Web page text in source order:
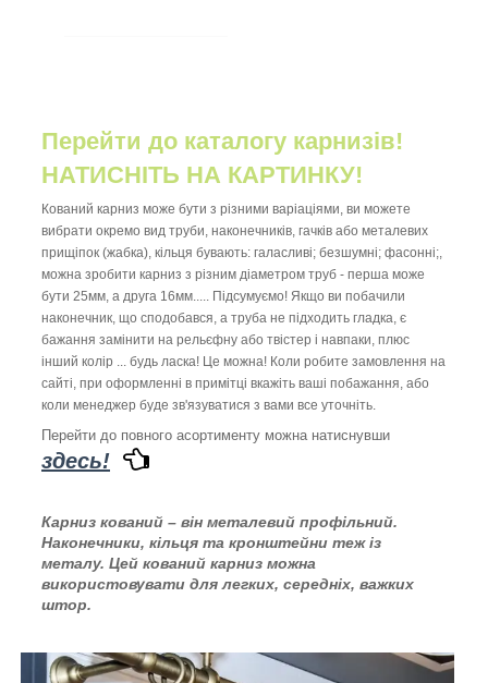
Перейти до каталогу карнизів!
НАТИСНІТЬ НА КАРТИНКУ!
Кований карниз може бути з різними варіаціями, ви можете
вибрати окремо вид труби, наконечників, гачків або металевих
прищіпок (жабка), кільця бувають: галасливі; безшумні; фасонні;,
можна зробити карниз з різним діаметром труб - перша може
бути 25мм, а друга 16мм..... Підсумуємо! Якщо ви побачили
наконечник, що сподобався, а труба не підходить гладка, є
бажання замінити на рельєфну або твістер і навпаки, плюс
інший колір ... будь ласка! Це можна! Коли робите замовлення на
сайті, при оформленні в примітці вкажіть ваші побажання, або
коли менеджер буде зв'язуватися з вами все уточніть.
Перейти до повного асортименту можна натиснувши
здесь!
Карниз кований – він металевий профільний.
Наконечники, кільця та кронштейни теж із
металу. Цей кований карниз можна
використовувати для легких, середніх, важких
штор.